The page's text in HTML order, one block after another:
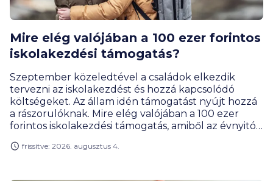
Mire elég valójában a 100 ezer forintos
iskolakezdési támogatás?
Szeptember közeledtével a családok elkezdik
tervezni az iskolakezdést és hozzá kapcsolódó
költségeket. Az állam idén támogatást nyújt hozzá
a rászorulóknak. Mire elég valójában a 100 ezer
forintos iskolakezdési támogatás, amiből az évnyitó
iskolakezdés ugyanis nem csak a füzetekről és
frissítve: 2026. augusztus 4.